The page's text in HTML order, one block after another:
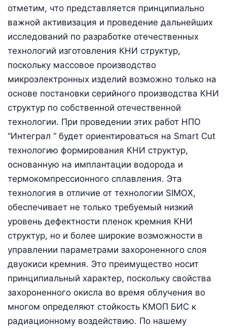
отметим, что представляется принципиально
важной активизация и проведение дальнейших
исследований по разработке отечественных
технологий изготовления КНИ структур,
поскольку массовое производство
микроэлектронных изделий возможно только на
основе постановки серийного производства КНИ
структур по собственной отечественной
технологии. При проведении этих работ НПО
“Интеграл “ будет ориентироваться на Smart Cut
технологию формирования КНИ структур,
основанную на имплантации водорода и
термокомпрессионного сплавления. Эта
технология в отличие от технологии SIMOX,
обеспечивает не только требуемый низкий
уровень дефектности пленок кремния КНИ
структур, но и более широкие возможности в
управлении параметрами захороненного слоя
двуокиси кремния. Это преимущество носит
принципиальный характер, поскольку свойства
захороненного окисла во время облучения во
многом определяют стойкость КМОП БИС к
радиационному воздействию. По нашему